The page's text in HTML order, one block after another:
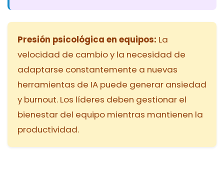
Presión psicológica en equipos: La
velocidad de cambio y la necesidad de
adaptarse constantemente a nuevas
herramientas de IA puede generar ansiedad
y burnout. Los líderes deben gestionar el
bienestar del equipo mientras mantienen la
productividad.